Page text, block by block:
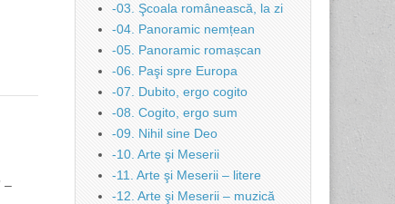
–
-03. Şcoala românească, la zi
-04. Panoramic nemțean
-05. Panoramic romașcan
-06. Paşi spre Europa
-07. Dubito, ergo cogito
-08. Cogito, ergo sum
-09. Nihil sine Deo
-10. Arte şi Meserii
-11. Arte şi Meserii – litere
-12. Arte şi Meserii – muzică